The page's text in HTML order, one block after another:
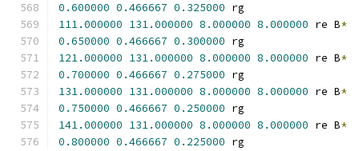
0.600000 0.466667 0.325000 rg
111.000000 131.000000 8.000000 8.000000 re B*
0.650000 0.466667 0.300000 rg
121.000000 131.000000 8.000000 8.000000 re B*
0.700000 0.466667 0.275000 rg
131.000000 131.000000 8.000000 8.000000 re B*
0.750000 0.466667 0.250000 rg
141.000000 131.000000 8.000000 8.000000 re B*
0.800000 0.466667 0.225000 rg